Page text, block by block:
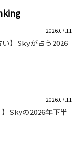
2026.07.11
い】Skyが占う2026
2026.07.11
】Skyの2026年下半